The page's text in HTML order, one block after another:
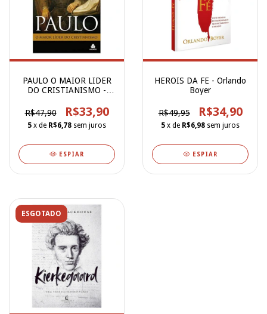
PAULO O MAIOR LIDER
DO CRISTIANISMO -
R$47,90
R$33,90
5 x de R$6,78 sem juros
ESPIAR
HEROIS DA FE - Orlando
Boyer
R$49,95 R$34,90
5 x de R$6,98 sem juros
ESPIAR
ESGOTADO